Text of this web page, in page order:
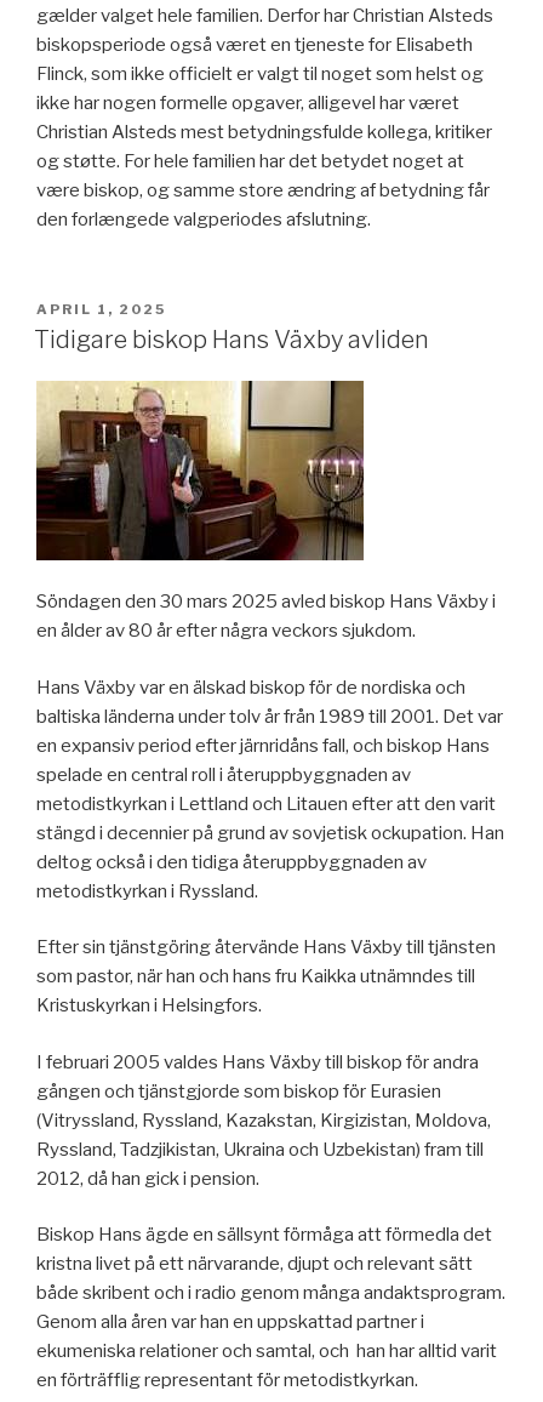
gælder valget hele familien. Derfor har Christian Alsteds
biskopsperiode også været en tjeneste for Elisabeth
Flinck, som ikke officielt er valgt til noget som helst og
ikke har nogen formelle opgaver, alligevel har været
Christian Alsteds mest betydningsfulde kollega, kritiker
og støtte. For hele familien har det betydet noget at
være biskop, og samme store ændring af betydning får
den forlængede valgperiodes afslutning.
PUBLICERAT
APRIL 1, 2025
Tidigare biskop Hans Växby avliden
Söndagen den 30 mars 2025 avled biskop Hans Växby i
en ålder av 80 år efter några veckors sjukdom.
Hans Växby var en älskad biskop för de nordiska och
baltiska länderna under tolv år från 1989 till 2001. Det var
en expansiv period efter järnridåns fall, och biskop Hans
spelade en central roll i återuppbyggnaden av
metodistkyrkan i Lettland och Litauen efter att den varit
stängd i decennier på grund av sovjetisk ockupation. Han
deltog också i den tidiga återuppbyggnaden av
metodistkyrkan i Ryssland.
Efter sin tjänstgöring återvände Hans Växby till tjänsten
som pastor, när han och hans fru Kaikka utnämndes till
Kristuskyrkan i Helsingfors.
I februari 2005 valdes Hans Växby till biskop för andra
gången och tjänstgjorde som biskop för Eurasien
(Vitryssland, Ryssland, Kazakstan, Kirgizistan, Moldova,
Ryssland, Tadzjikistan, Ukraina och Uzbekistan) fram till
2012, då han gick i pension.
Biskop Hans ägde en sällsynt förmåga att förmedla det
kristna livet på ett närvarande, djupt och relevant sätt
både skribent och i radio genom många andaktsprogram.
Genom alla åren var han en uppskattad partner i
ekumeniska relationer och samtal, och han har alltid varit
en förträfflig representant för metodistkyrkan.